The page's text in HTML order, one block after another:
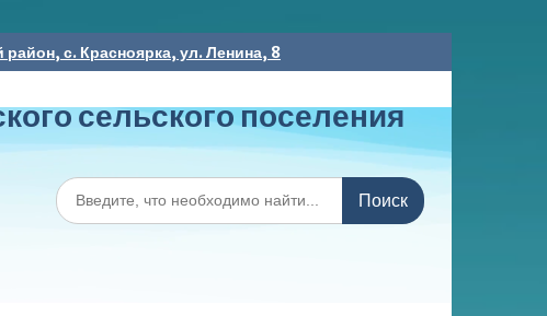
с. Красноярка, ул. Ленина, 8
сельского поселения
Поиск
по: